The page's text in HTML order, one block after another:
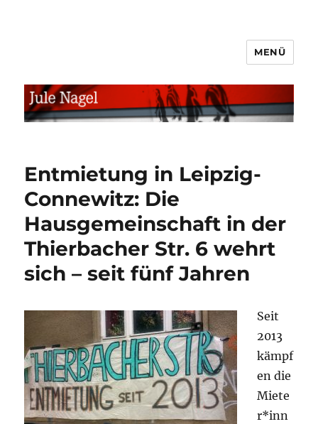
MENÜ
Entmietung in Leipzig-
Connewitz: Die
Hausgemeinschaft in der
Thierbacher Str. 6 wehrt
sich – seit fünf Jahren
Seit
2013
kämpf
en die
Miete
r*inn